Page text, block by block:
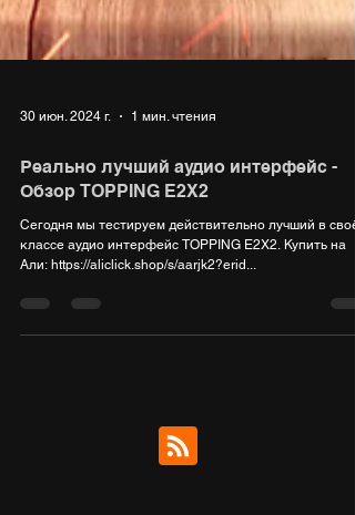
30 июн. 2024 г. 1 мин. чтения
Реально лучший аудио интерфейс -
Обзор TOPPING E2X2
Сегодня мы тестируем действительно лучший в